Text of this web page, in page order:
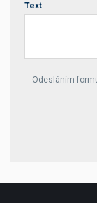
Text
Your website *
Odesláním